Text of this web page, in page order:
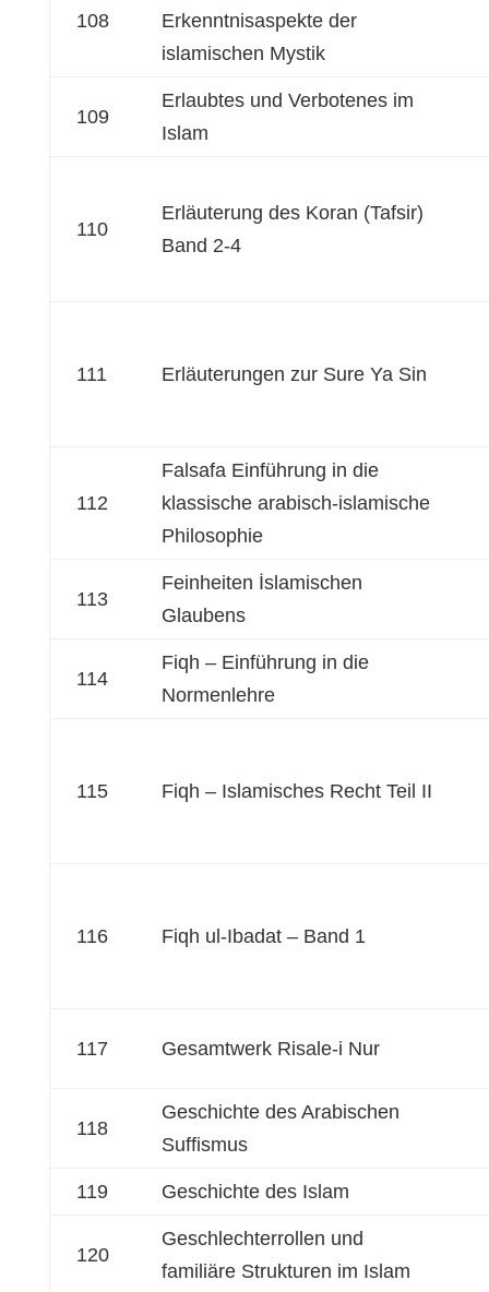
108
Erkenntnisaspekte der
islamischen Mystik
109
Erlaubtes und Verbotenes im
Islam
110
Erläuterung des Koran (Tafsir)
Band 2-4
111 Erläuterungen zur Sure Ya Sin
112
Falsafa Einführung in die
klassische arabisch-islamische
Philosophie
113
Feinheiten İslamischen
Glaubens
114
Fiqh – Einführung in die
Normenlehre
115 Fiqh – Islamisches Recht Teil II
116 Fiqh ul-Ibadat – Band 1
117 Gesamtwerk Risale-i Nur
118
Geschichte des Arabischen
Suffismus
119 Geschichte des Islam
120
Geschlechterrollen und
familiäre Strukturen im Islam